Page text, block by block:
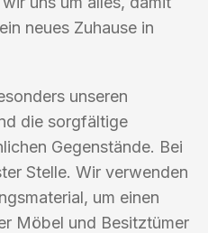
neues Zuhause in
unseren
die sorgfältige
Gegenstände. Bei
Stelle. Wir verwenden
um einen
Möbel und Besitztümer